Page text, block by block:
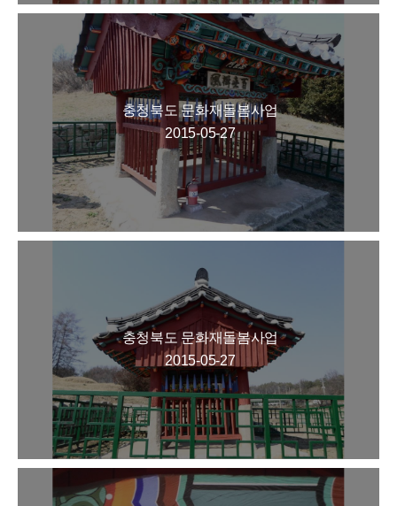
충청북도 문화재돌봄사업
2015-05-27
충청북도 문화재돌봄사업
2015-05-27